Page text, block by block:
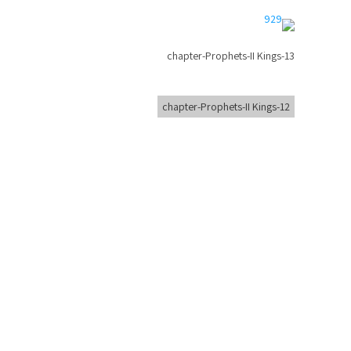
chapter-Prophets-II Kings-13
chapter-Prophets-II Kings-12